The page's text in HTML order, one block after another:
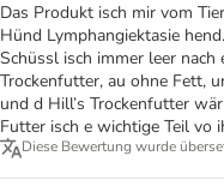
Das Produkt isch mir vom
Hünd Lymphangiektasie
Schüssl isch immer leer nach
Trockenfutter, au ohne Fett,
und d Hill’s Trockenfutter
Futter isch e wichtige Teil vo
Diese Bewertung wurde